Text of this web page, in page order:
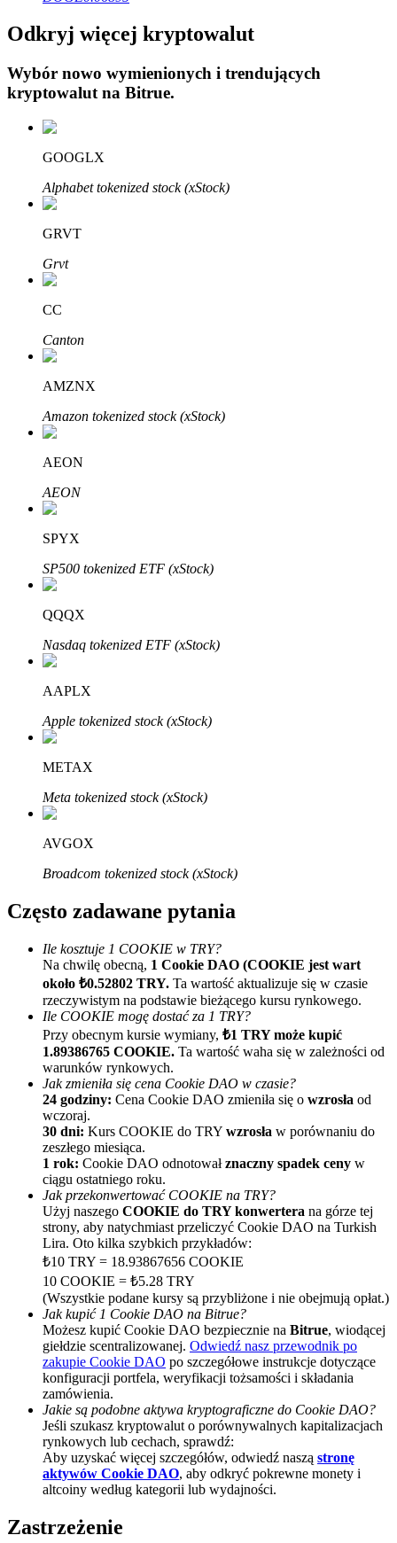
Automatyczna inwestycja
Zdobądź długoterminowy zysk i elastyczne zainteresowania
Naucz się stakingu
Afiliaci Bitrue
Aż do 65% prowizji!
Polecaj
Zaproś przyjaciela, aby otrzymać nagrody pieniężne
Deposit CASHCAT & Win
Deposit CASHCAT & Win
Share 500000 CASHCAT prize pool
Exclusive for BitMart Users
Register & Trade to Win 500,000 USDT
Precious Metals Trading Carnival
Trade Gold & Silver · 33,333 USDT Bonus
USDT New User Exclusive 10% APR
Odkryj więcej kryptowalut
Wybór nowo wymienionych i trendujących
kryptowalut na Bitrue.
GOOGLX
Alphabet tokenized stock (xStock)
GRVT
Grvt
CC
Canton
AMZNX
Amazon tokenized stock (xStock)
AEON
AEON
SPYX
SP500 tokenized ETF (xStock)
QQQX
Nasdaq tokenized ETF (xStock)
AAPLX
Apple tokenized stock (xStock)
METAX
Meta tokenized stock (xStock)
AVGOX
Broadcom tokenized stock (xStock)
Często zadawane pytania
Ile kosztuje 1 COOKIE w TRY?
Na chwilę obecną, 1 Cookie DAO (COOKIE jest wart
około ₺0.52802 TRY. Ta wartość aktualizuje się w czasie
rzeczywistym na podstawie bieżącego kursu rynkowego.
Ile COOKIE mogę dostać za 1 TRY?
Przy obecnym kursie wymiany, ₺1 TRY może kupić
1.89386765 COOKIE. Ta wartość waha się w zależności od
warunków rynkowych.
Jak zmieniła się cena Cookie DAO w czasie?
24 godziny: Cena Cookie DAO zmieniła się o wzrosła od
wczoraj.
30 dni: Kurs COOKIE do TRY wzrosła w porównaniu do
zeszłego miesiąca.
1 rok: Cookie DAO odnotowałznaczny spadek ceny w
ciągu ostatniego roku.
Jak przekonwertować COOKIE na TRY?
Użyj naszego COOKIE do TRY konwertera na górze tej
strony, aby natychmiast przeliczyć Cookie DAO na Turkish
Lira. Oto kilka szybkich przykładów:
₺10 TRY = 18.93867656 COOKIE
10 COOKIE = ₺5.28 TRY
(Wszystkie podane kursy są przybliżone i nie obejmują opłat.)
Jak kupić 1 Cookie DAO na Bitrue?
Możesz kupić Cookie DAO bezpiecznie na Bitrue, wiodącej
giełdzie scentralizowanej. Odwiedź nasz przewodnik po
zakupie Cookie DAO po szczegółowe instrukcje dotyczące
konfiguracji portfela, weryfikacji tożsamości i składania
zamówienia.
Jakie są podobne aktywa kryptograficzne do Cookie DAO?
Jeśli szukasz kryptowalut o porównywalnych kapitalizacjach
rynkowych lub cechach, sprawdź:
Aby uzyskać więcej szczegółów, odwiedź naszą stronę
aktywów Cookie DAO, aby odkryć pokrewne monety i
altcoiny według kategorii lub wydajności.
Zastrzeżenie